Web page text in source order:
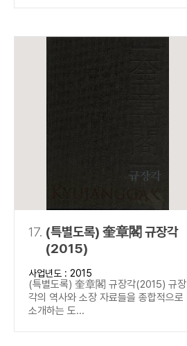
17. (특별도록) 奎章閣 규장각
(2015)
사업년도 : 2015
(특별도록) 奎章閣 규장각(2015) 규장
각의 역사와 소장 자료들을 종합적으로
소개하는 도...